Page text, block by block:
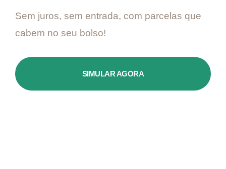
Sem juros, sem entrada, com parcelas que
cabem no seu bolso!
SIMULAR AGORA